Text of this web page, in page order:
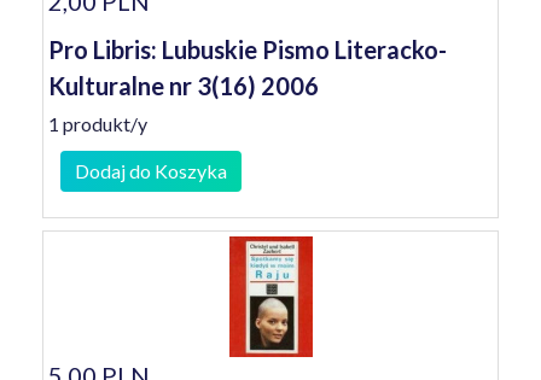
Pro Libris: Lubuskie Pismo Literacko-
Kulturalne nr 3(16) 2006
1 produkt/y
Dodaj do Koszyka